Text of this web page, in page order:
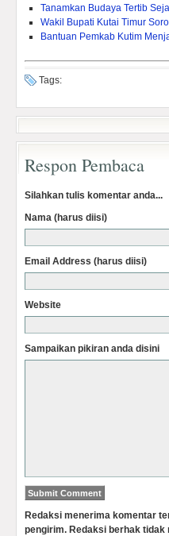
Tanamkan Budaya Tertib
Wakil Bupati Kutai Timur
Bantuan Pemkab Kutim
Tags:
Respon Pembaca
Silahkan tulis komentar anda...
Nama (harus diisi)
Email Address (harus diisi)
Website
Sampaikan pikiran anda disini
Redaksi menerima komentar
pengirim. Redaksi berhak